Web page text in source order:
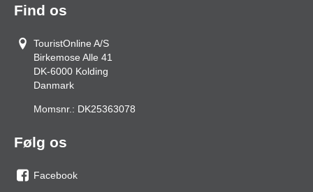
Find os
TouristOnline A/S
Birkemose Alle 41
DK-6000 Kolding
Danmark
Momsnr.: DK25363078
Følg os
Facebook